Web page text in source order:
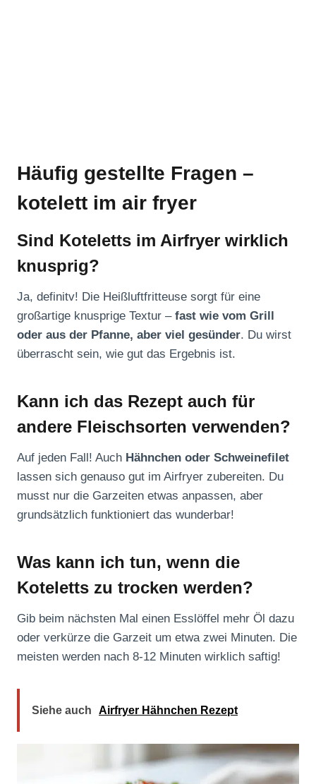
Häufig gestellte Fragen –
kotelett im air fryer
Sind Koteletts im Airfryer wirklich
knusprig?
Ja, definitv! Die Heißluftfritteuse sorgt für eine
großartige knusprige Textur – fast wie vom Grill
oder aus der Pfanne, aber viel gesünder. Du wirst
überrascht sein, wie gut das Ergebnis ist.
Kann ich das Rezept auch für
andere Fleischsorten verwenden?
Auf jeden Fall! Auch Hähnchen oder Schweinefilet
lassen sich genauso gut im Airfryer zubereiten. Du
musst nur die Garzeiten etwas anpassen, aber
grundsätzlich funktioniert das wunderbar!
Was kann ich tun, wenn die
Koteletts zu trocken werden?
Gib beim nächsten Mal einen Esslöffel mehr Öl dazu
oder verkürze die Garzeit um etwa zwei Minuten. Die
meisten werden nach 8-12 Minuten wirklich saftig!
Siehe auch Airfryer Hähnchen Rezept